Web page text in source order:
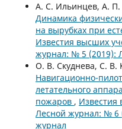
А. С. Ильинцев, А.
Динамика
на вырубках при
Известия высших
журнал: № 5 (2019):
О. В. Скуднева, С. В.
Навигационно-
летательного
пожаров , Известия
Лесной журнал: № 6
журнал